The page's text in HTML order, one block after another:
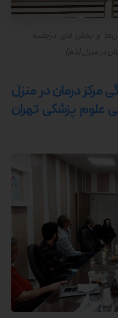
و بخش فنی درجلسه
در منزل (دَم)
مرکز درمان در منزل
علوم پزشکی تهران